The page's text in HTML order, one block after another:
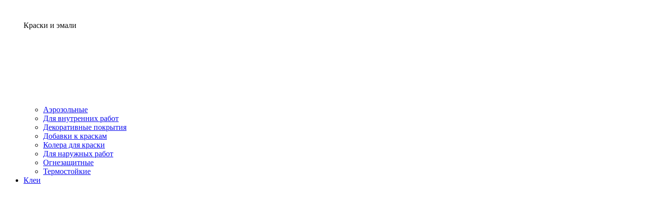
Краски и эмали
Аэрозольные
Для внутренних работ
Декоративные покрытия
Добавки к краскам
Колера для краски
Для наружных работ
Огнезащитные
Термостойкие
Клеи